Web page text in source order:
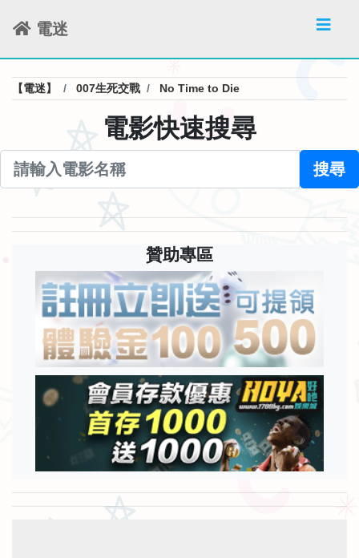
電迷
【電迷】 007生死交戰 No Time to Die
電影快速搜尋
搜尋
贊助專區